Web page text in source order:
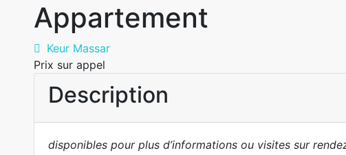
Appartement
Keur Massar
Prix sur appel
Description
disponibles pour plus d’informations ou visites sur